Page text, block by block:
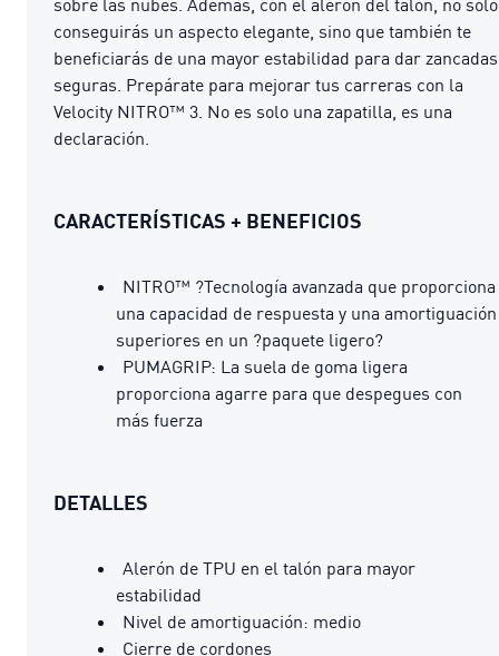
conseguirás un aspecto elegante, sino que también te
beneficiarás de una mayor estabilidad para dar zancadas
seguras. Prepárate para mejorar tus carreras con la
Velocity NITRO™ 3. No es solo una zapatilla, es una
declaración.
CARACTERÍSTICAS + BENEFICIOS
NITRO™ ?Tecnología avanzada que proporciona
una capacidad de respuesta y una amortiguación
superiores en un ?paquete ligero?
PUMAGRIP: La suela de goma ligera
proporciona agarre para que despegues con
más fuerza
DETALLES
Alerón de TPU en el talón para mayor
estabilidad
Nivel de amortiguación: medio
Cierre de cordones